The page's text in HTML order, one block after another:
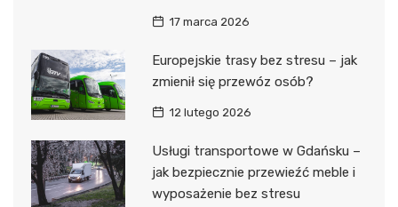
17 marca 2026
Europejskie trasy bez stresu – jak
zmienił się przewóz osób?
12 lutego 2026
Usługi transportowe w Gdańsku –
jak bezpiecznie przewieźć meble i
wyposażenie bez stresu